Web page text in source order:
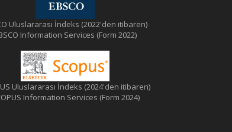
Uluslararası İndeks (2022'den itibaren)
Information Services (Form 2022)
Uluslararası İndeks (2024'den itibaren)
Information Services (Form 2024)